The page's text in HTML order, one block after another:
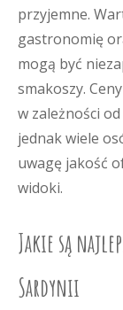
przyjemne.
gastronomię
mogą być
smakoszy.
w zależności
jednak wiele
uwagę jakość
widoki.
Jakie są
Sardynii